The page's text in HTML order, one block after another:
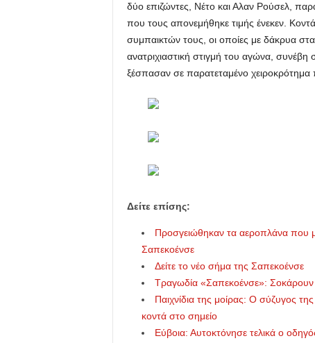
δύο επιζώντες, Νέτο και Αλαν Ρούσελ,
που τους απονεμήθηκε τιμής ένεκεν.
συμπαικτών τους, οι οποίες με δάκρυα
ανατριχιαστική στιγμή του αγώνα,
ξέσπασαν σε παρατεταμένο
Δείτε επίσης:
Προσγειώθηκαν τα αεροπλάνα που
Σαπεκοένσε
Δείτε το νέο σήμα της Σαπεκοένσε
Τραγωδία «Σαπεκοένσε»: Σοκάρουν
Παιχνίδια της μοίρας: Ο σύζυγος
κοντά στο σημείο
Εύβοια: Αυτοκτόνησε τελικά ο